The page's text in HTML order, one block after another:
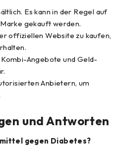
Es kann in der Regel auf
gekauft werden.
offiziellen Website zu kaufen,
Angebote und Geld-
Anbietern, um
und Antworten
gegen Diabetes?